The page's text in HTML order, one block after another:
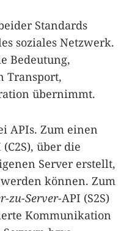
Standards
soziales Netzwerk.
Bedeutung,
Transport,
übernimmt.
APIs. Zum einen
(C2S), über die
Server erstellt,
können. Zum
zu-Server-API (S2S)
Kommunikation